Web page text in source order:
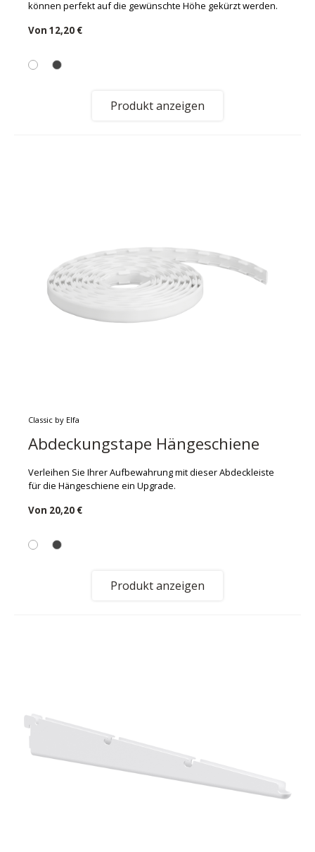
können perfekt auf die gewünschte Höhe gekürzt werden.
Von 12,20 €
Produkt anzeigen
Classic by Elfa
Abdeckungstape Hängeschiene
Verleihen Sie Ihrer Aufbewahrung mit dieser Abdeckleiste
für die Hängeschiene ein Upgrade.
Von 20,20 €
Produkt anzeigen